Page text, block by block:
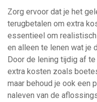
Zorg ervoor dat je het
terugbetalen om extra
essentieel om
en alleen te lenen wat je
Door de lening tijdig af
extra kosten zoals
maar behoud je ook een
naleven van de